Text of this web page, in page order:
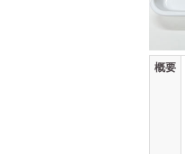
概要